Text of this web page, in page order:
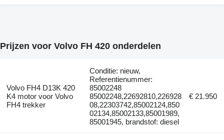
Prijzen voor Volvo FH 420 onderdelen
Volvo FH4 D13K 420
K4 motor voor Volvo
FH4 trekker
Conditie: nieuw,
Referentienummer:
85002248
85002248,22692810,226928
08,22303742,85002124,850
02134,85002133,85001989,
85001945, brandstof: diesel
€ 21.950